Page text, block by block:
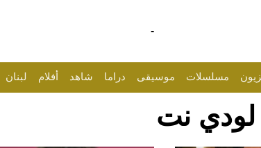
-
مسلسلات موسيقى دراما شاهد أفلام لبنان
لودي نت